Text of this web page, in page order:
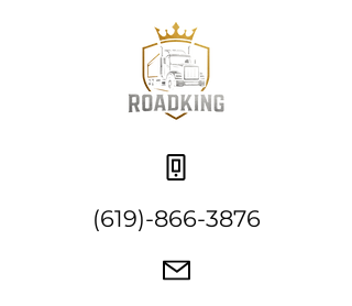
(619)-866-3876